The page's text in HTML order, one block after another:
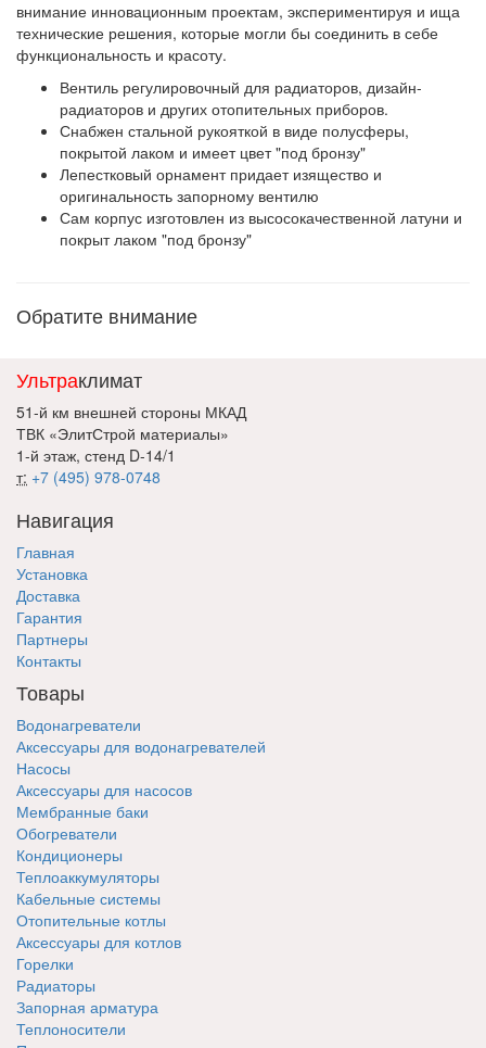
внимание инновационным проектам, экспериментируя и ища
технические решения, которые могли бы соединить в себе
функциональность и красоту.
Вентиль регулировочный для радиаторов, дизайн-
радиаторов и других отопительных приборов.
Снабжен стальной рукояткой в виде полусферы,
покрытой лаком и имеет цвет "под бронзу"
Лепестковый орнамент придает изящество и
оригинальность запорному вентилю
Сам корпус изготовлен из высосокачественной латуни и
покрыт лаком "под бронзу"
Обратите внимание
Ультраклимат
51-й км внешней стороны МКАД
ТВК «ЭлитСтрой материалы»
1-й этаж, стенд D-14/1
т: +7 (495) 978-0748
Навигация
Главная
Установка
Доставка
Гарантия
Партнеры
Контакты
Товары
Водонагреватели
Аксессуары для водонагревателей
Насосы
Аксессуары для насосов
Мембранные баки
Обогреватели
Кондиционеры
Теплоаккумуляторы
Кабельные системы
Отопительные котлы
Аксессуары для котлов
Горелки
Радиаторы
Запорная арматура
Теплоносители